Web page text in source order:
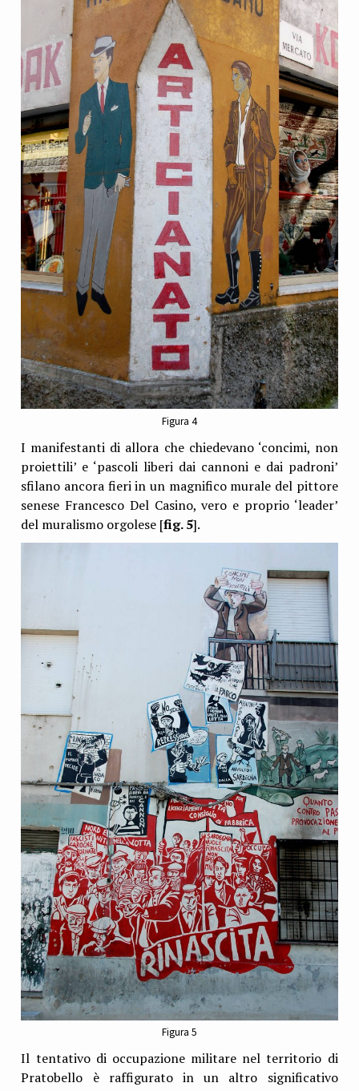
Figura 4
I manifestanti di allora che chiedevano ‘concimi, non
proiettili’ e ‘pascoli liberi dai cannoni e dai padroni’
sfilano ancora fieri in un magnifico murale del pittore
senese Francesco Del Casino, vero e proprio ‘leader’
del muralismo orgolese [fig. 5].
Figura 5
Il tentativo di occupazione militare nel territorio di
Pratobello è raffigurato in un altro significativo